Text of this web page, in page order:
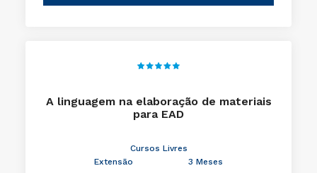
A linguagem na elaboração de materiais
para EAD
Cursos Livres
Extensão
3 Meses